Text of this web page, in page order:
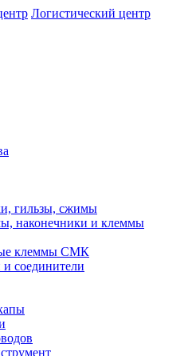
Логистический центр
гильзы, сжимы
наконечники и клеммы
клеммы СМК
соединители